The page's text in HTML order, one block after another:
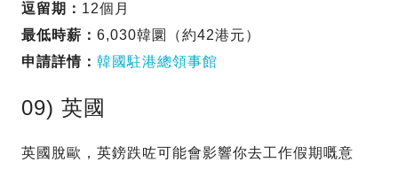
逗留期： 12個月
最低時薪： 6,030韓圜（約42港元）
申請詳情： 韓國駐港總領事館
09) 英國
英國脫歐，英鎊跌咗可能會影響你去工作假期嘅意